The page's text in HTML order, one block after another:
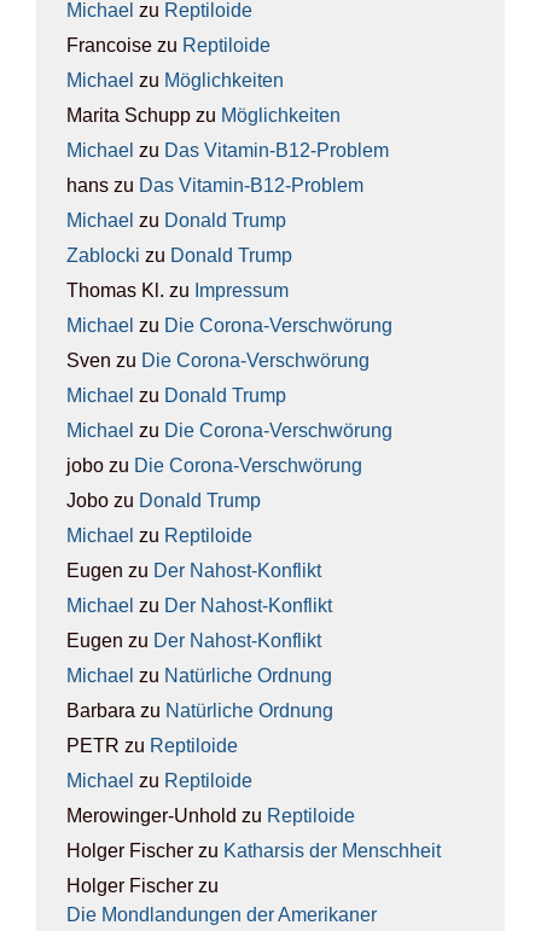
Michael zu Rep­ti­lo­ide
Francoise zu Rep­ti­lo­ide
Michael zu Mög­lich­kei­ten
Marita Schupp zu Mög­lich­kei­ten
Michael zu Das Vit­amin-B12-Pro­blem
hans zu Das Vit­amin-B12-Pro­blem
Michael zu Donald Trump
Zablocki zu Donald Trump
Thomas Kl. zu Impres­sum
Michael zu Die Coro­na-Ver­schwö­rung
Sven zu Die Coro­na-Ver­schwö­rung
Michael zu Donald Trump
Michael zu Die Coro­na-Ver­schwö­rung
jobo zu Die Coro­na-Ver­schwö­rung
Jobo zu Donald Trump
Michael zu Rep­ti­lo­ide
Eugen zu Der Nah­ost-Kon­flikt
Michael zu Der Nah­ost-Kon­flikt
Eugen zu Der Nah­ost-Kon­flikt
Michael zu Natür­li­che Ord­nung
Barbara zu Natür­li­che Ord­nung
PETR zu Rep­ti­lo­ide
Michael zu Rep­ti­lo­ide
Merowinger-Unhold zu Rep­ti­lo­ide
Holger Fischer zu Kathar­sis der Mensch­heit
Holger Fischer zu
Die Mond­lan­dun­gen der Ame­ri­ka­ner